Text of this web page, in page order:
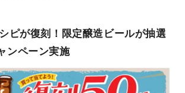
ピが復刻！限定醸造ビールが抽選
ンペーン実施